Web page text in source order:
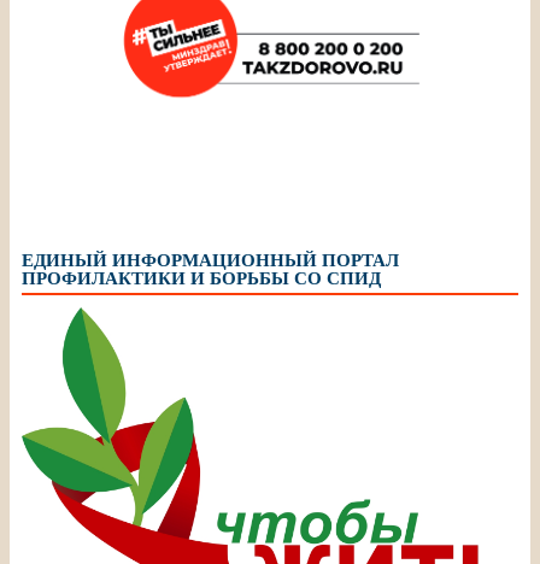
ЕДИНЫЙ ИНФОРМАЦИОННЫЙ ПОРТАЛ
ПРОФИЛАКТИКИ И БОРЬБЫ СО СПИД